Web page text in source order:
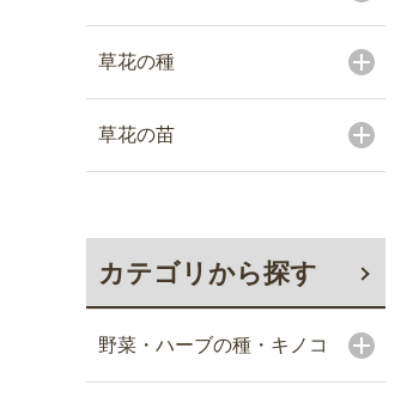
草花の種
草花の苗
カテゴリから探す
野菜・ハーブの種・キノコ